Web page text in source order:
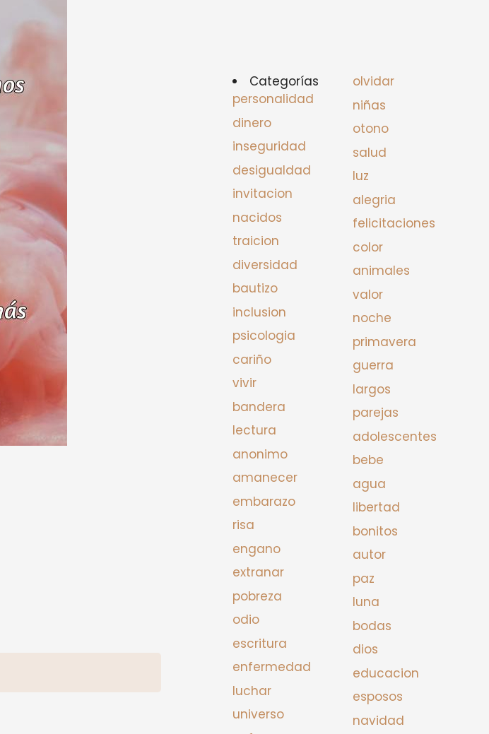
Categorías
personalidad
dinero
inseguridad
desigualdad
invitacion
nacidos
traicion
diversidad
bautizo
inclusion
psicologia
cariño
vivir
bandera
lectura
anonimo
amanecer
embarazo
risa
engano
extranar
pobreza
odio
escritura
enfermedad
luchar
universo
olvidar
niñas
otono
salud
luz
alegria
felicitaciones
color
animales
valor
noche
primavera
guerra
largos
parejas
adolescentes
bebe
agua
libertad
bonitos
autor
paz
luna
bodas
dios
educacion
esposos
navidad